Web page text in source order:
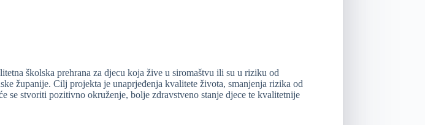
školska prehrana za djecu koja žive u siromaštvu ili su u riziku od
županije. Cilj projekta je unaprjeđenja kvalitete života, smanjenja rizika od
se stvoriti pozitivno okruženje, bolje zdravstveno stanje djece te kvalitetnije